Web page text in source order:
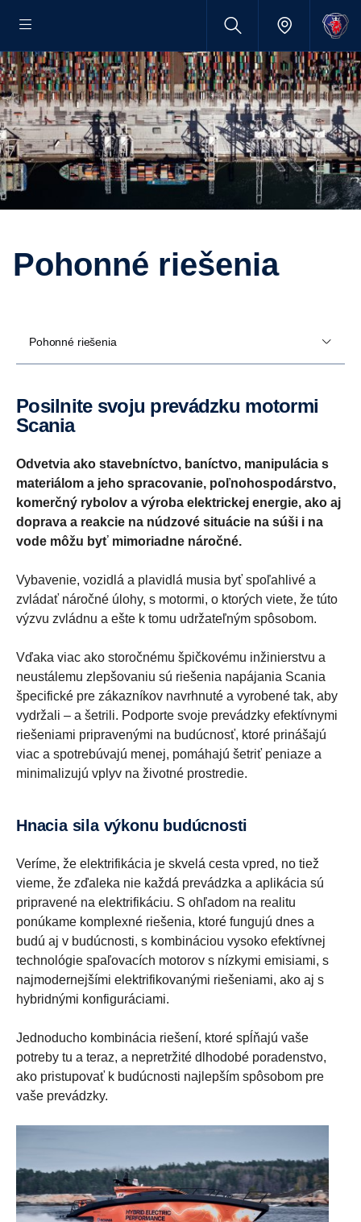
Pohonné riešenia
Pohonné riešenia
Posilnite svoju prevádzku motormi
Scania
Odvetvia ako stavebníctvo, baníctvo, manipulácia s
materiálom a jeho spracovanie, poľnohospodárstvo,
komerčný rybolov a výroba elektrickej energie, ako aj
doprava a reakcie na núdzové situácie na súši i na
vode môžu byť mimoriadne náročné.
Vybavenie, vozidlá a plavidlá musia byť spoľahlivé a
zvládať náročné úlohy, s motormi, o ktorých viete, že túto
výzvu zvládnu a ešte k tomu udržateľným spôsobom.
Vďaka viac ako storočnému špičkovému inžinierstvu a
neustálemu zlepšovaniu sú riešenia napájania Scania
špecifické pre zákazníkov navrhnuté a vyrobené tak, aby
vydržali – a šetrili. Podporte svoje prevádzky efektívnymi
riešeniami pripravenými na budúcnosť, ktoré prinášajú
viac a spotrebúvajú menej, pomáhajú šetriť peniaze a
minimalizujú vplyv na životné prostredie.
Hnacia sila výkonu budúcnosti
Veríme, že elektrifikácia je skvelá cesta vpred, no tiež
vieme, že zďaleka nie každá prevádzka a aplikácia sú
pripravené na elektrifikáciu. S ohľadom na realitu
ponúkame komplexné riešenia, ktoré fungujú dnes a
budú aj v budúcnosti, s kombináciou vysoko efektívnej
technológie spaľovacích motorov s nízkymi emisiami, s
najmodernejšími elektrifikovanými riešeniami, ako aj s
hybridnými konfiguráciami.
Jednoducho kombinácia riešení, ktoré spĺňajú vaše
potreby tu a teraz, a nepretržité dlhodobé poradenstvo,
ako pristupovať k budúcnosti najlepším spôsobom pre
vaše prevádzky.